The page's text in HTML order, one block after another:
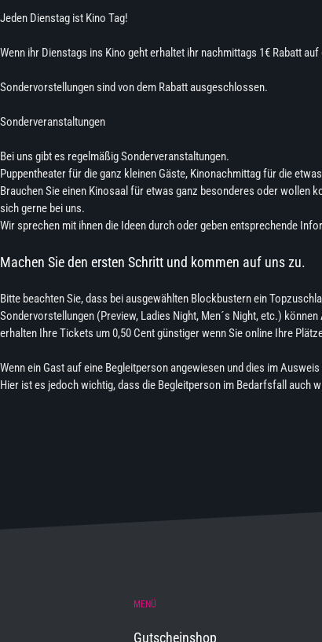
Jeden Dienstag ist Kino Tag!
Wenn ihr Dienstags ins Kino geht erhaltet ihr nachmittags 1€ Rabatt
Sondervorstellungen sind von dem Rabatt ausgeschlossen.
Sonderveranstaltungen
Bei uns gibt es regelmäßig Sonderveranstaltungen.
Puppentheater für die ganz kleinen Gäste, Kinonachmittag für die
Brauchen Sie einen Kinosaal für etwas ganz besonderes oder wollen
sich gerne bei uns.
Wir sprechen mit ihnen die Ideen durch oder geben entsprechende
Machen Sie den ersten Schritt und kommen auf uns zu.
Bitte beachten Sie, dass bei ausgewählten Blockbustern ein
Sondervorstellungen (Preview, Ladies Night, Men´s Night, etc.)
erhalten Ihre Tickets um 0,50 Cent günstiger wenn Sie online Ihre
Wenn ein Gast auf eine Begleitperson angewiesen und dies im
Hier ist es jedoch wichtig, dass die Begleitperson im Bedarfsfall auch
MENÜ
Gutscheinshop